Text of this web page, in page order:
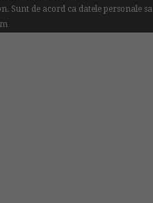
Sunt de acord ca datele personale sa